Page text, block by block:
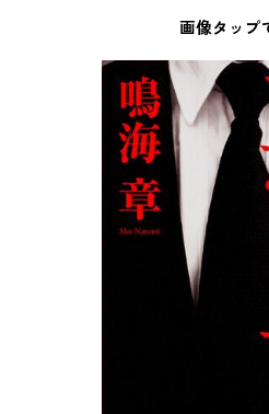
画像タップ